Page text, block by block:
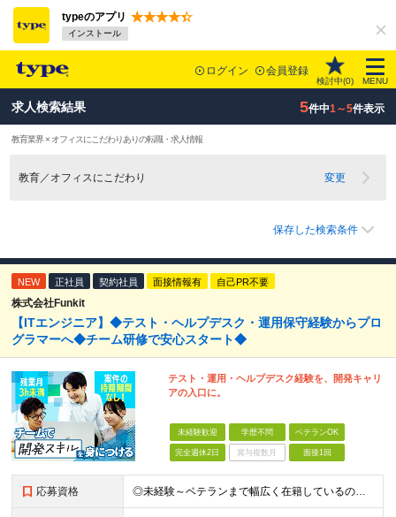
typeのアプリ
インストール
ログイン 会員登録
検討中(0) MENU
求人検索結果 5件中1～5件表示
教育業界 × オフィスにこだわりありの転職・求人情報
教育／オフィスにこだわり 変更
保存した検索条件
NEW 正社員 契約社員 面接情報有 自己PR不要
株式会社Funkit
【ITエンジニア】◆テスト・ヘルプデスク・運用保守経験からプロ
グラマーへ◆チーム研修で安心スタート◆
テスト・運用・ヘルプデスク経験を、開発キャリ
アの入口に。
未経験歓迎 学歴不問 ベテランOK
完全週休2日 賞与複数月 面接1回
応募資格 ◎未経験～ベテランまで幅広く在籍しているので大丈夫！◎ ＼こんなアナタにピッタリです♪／ ◆IT業界で手に職を付けて活躍したい方 ◆サポート体制が整っている会社で働きたい方 ◆フラットな社風の会社で